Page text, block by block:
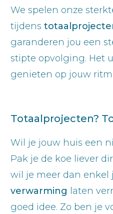
We spelen onze
tijdens
garanderen jou een
stipte opvolging. Het
genieten op jouw
Totaalprojecten?
Wil je jouw huis een
Pak je de koe liever
wil je meer dan enkel
verwarming laten
goed idee. Zo ben je